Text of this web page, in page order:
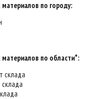
по городу:
по области*:
склада
склада